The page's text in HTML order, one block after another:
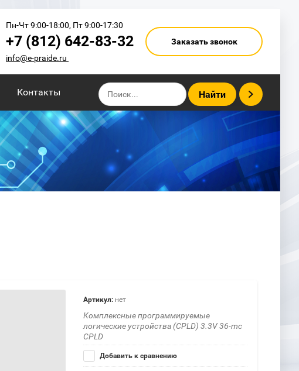
Пн-Чт 9:00-18:00, Пт 9:00-17:30
+7 (812) 642-83-32
info@e-praide.ru
Заказать звонок
Контакты
Артикул: нет
Комплексные программируемые
логические устройства (CPLD) 3.3V 36-mc
CPLD
Добавить к сравнению